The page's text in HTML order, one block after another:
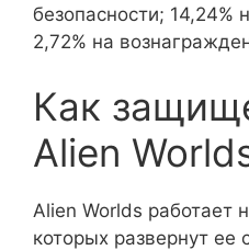
безопасности; 14,24%
2,72% на
Как
Alien
Alien Worlds работает
которых развернут ее